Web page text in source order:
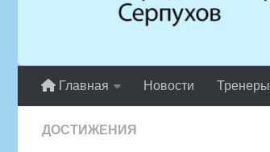
Главная Новости Тренеры
ДОСТИЖЕНИЯ